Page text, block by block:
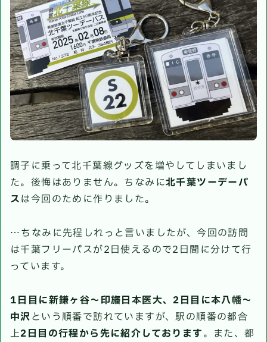
調子に乗って北千葉線グッズを増やしてしまいまし
た。後悔はありません。ちなみに北千葉ツーデーパ
スは今回のために作りました。
…ちなみに先程しれっと言いましたが、今回の訪問
は千葉フリーパスが2日使えるので2日間に分けて行
っています。
1日目に新鎌ヶ谷〜印旛日本医大、2日目に本八幡〜
中沢という順番で訪れていますが、駅の順番の都合
上2日目の行程から先に紹介しております。また、都